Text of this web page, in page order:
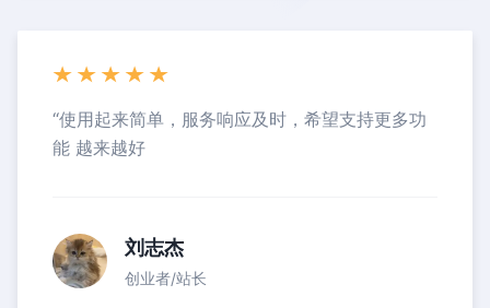
“使用起来简单，服务响应及时，希望支持更多功
能 越来越好
刘志杰
创业者/站长